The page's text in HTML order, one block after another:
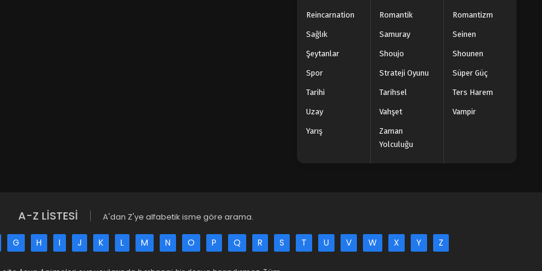
Reincarnation Romantik Romantizm
Sağlık Samuray Seinen
Şeytanlar Shoujo Shounen
Spor Strateji Oyunu Süper Güç
Tarihi Tarihsel Ters Harem
Uzay Vahşet Vampir
Yarış
Zaman
Yolculuğu
A-Z LİSTESİ A'dan Z'ye alfabetik isme göre arama.
G H I J K L M N O P Q R S T U V W X Y Z